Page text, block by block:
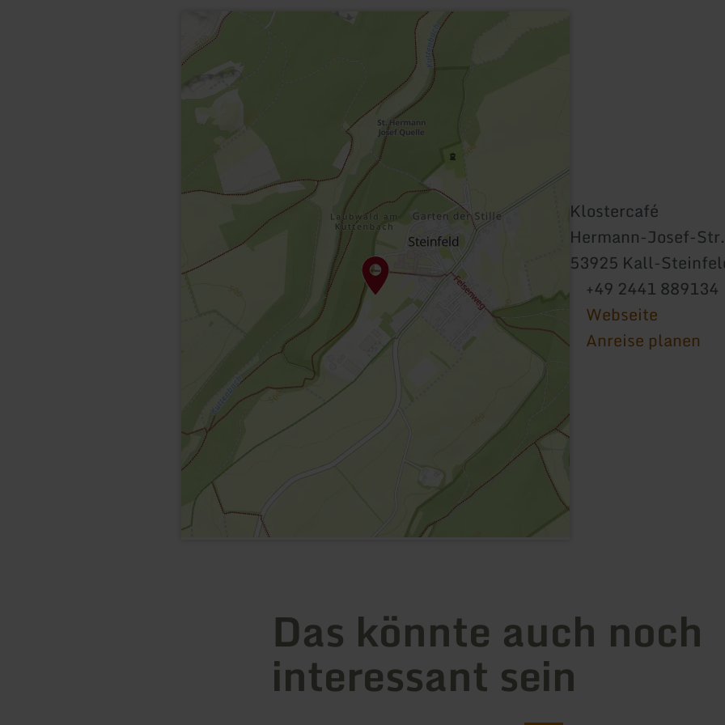
Klostercafé
Hermann-Josef-
53925 Kall-
+49 2441 889134
Webseite
Anreise planen
Das könnte auch noch
interessant sein